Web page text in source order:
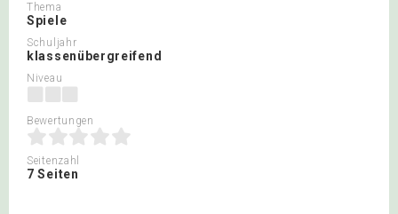
Thema
Spiele
Schuljahr
klassenübergreifend
Niveau
Bewertungen
Seitenzahl
7 Seiten